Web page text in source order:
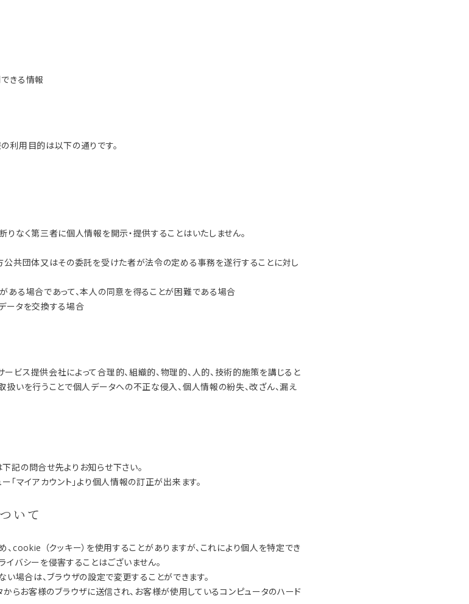
きる情報
利用目的は以下の通りです。
なく第三者に個人情報を開示・提供することはいたしません。
公共団体又はその委託を受けた者が法令の定める事務を遂行することに対し
ある場合であって、本人の同意を得ることが困難である場合
ータを交換する場合
ビス提供会社によって合理的、組織的、物理的、人的、技術的施策を講じると
扱いを行うことで個人データへの不正な侵入、個人情報の紛失、改ざん、漏え
記の問合せ先よりお知らせ下さい。
「マイアカウント」より個人情報の訂正が出来ます。
いて
cookie （クッキー）を使用することがありますが、これにより個人を特定でき
バシーを侵害することはございません。
場合は、ブラウザの設定で変更することができます。
らお客様のブラウザに送信され、お客様が使用しているコンピュータのハード